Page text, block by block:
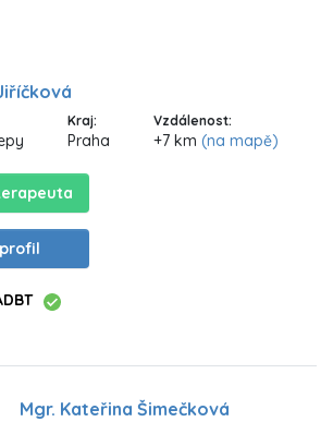
Kraj:
Praha
Vzdálenost:
+7 km (na mapě)
Mgr. Kateřina Šimečková